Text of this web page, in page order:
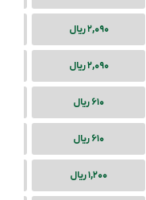
۲,۰۹۰ ریال
۲,۰۹۰ ریال
۶۱۰ ریال
۶۱۰ ریال
۱,۲۰۰ ریال